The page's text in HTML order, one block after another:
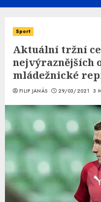
Menu
Sport
Aktuální tržní
nejvýraznějších
mládežnické
FILIP JANÁS 29/03/2021 3